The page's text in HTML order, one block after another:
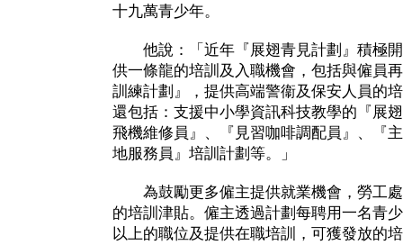
十九萬青少年。
他說：「近年『展翅青見計劃』積極開
供一條龍的培訓及入職機會，包括與僱員
訓練計劃』，提供高端警衞及保安人員的
還包括：支援中小學資訊科技教學的『展
飛機維修員』、『見習咖啡調配員』、『
地服務員』培訓計劃等。」
為鼓勵更多僱主提供就業機會，勞工處
的培訓津貼。僱主透過計劃每聘用一名青
以上的職位及提供在職培訓，可獲發放的